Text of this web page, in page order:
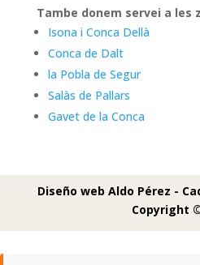
Tambe donem servei a les
Isona i Conca Dellà
Conca de Dalt
la Pobla de Segur
Salàs de Pallars
Gavet de la Conca
Diseño web Aldo Pérez -
Copyright